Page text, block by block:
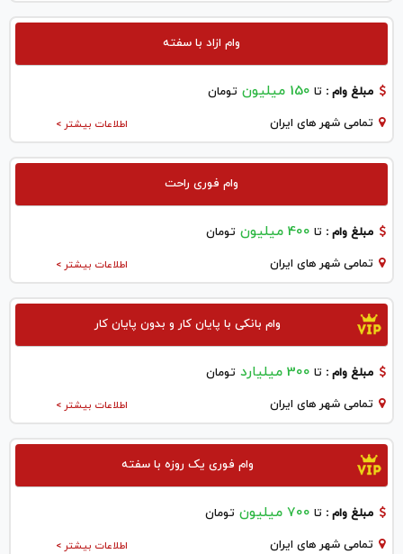
وام ازاد با سفته
مبلغ وام : تا 150 میلیون تومان
اطلاعات بیشتر > تمامی شهر های ایران
وام فوری راحت
مبلغ وام : تا 400 میلیون تومان
اطلاعات بیشتر > تمامی شهر های ایران
وام بانکی با پایان کار و بدون پایان کار
مبلغ وام : تا 300 میلیارد تومان
اطلاعات بیشتر > تمامی شهر های ایران
وام فوری یک روزه با سفته
مبلغ وام : تا 700 میلیون تومان
اطلاعات بیشتر > تمامی شهر های ایران